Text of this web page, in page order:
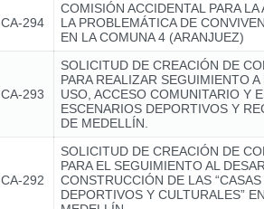
CA-294
COMISIÓN ACCIDENTAL PARA
LA PROBLEMÁTICA DE
EN LA COMUNA 4 (ARANJUEZ)
CA-293
SOLICITUD DE CREACIÓN DE
PARA REALIZAR SEGUIMIENTO A
USO, ACCESO COMUNITARIO Y
ESCENARIOS DEPORTIVOS Y
DE MEDELLÍN.
CA-292
SOLICITUD DE CREACIÓN DE
PARA EL SEGUIMIENTO AL
CONSTRUCCIÓN DE LAS
DEPORTIVOS Y CULTURALES”